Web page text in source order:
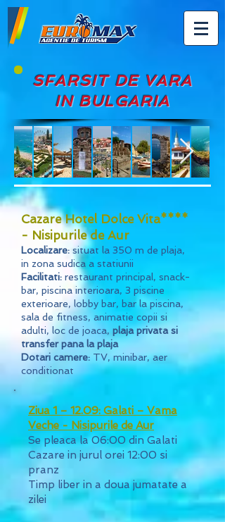
SFARSIT DE VARA
IN BULGARIA
Cazare Hotel Dolce Vita****
- Nisipurile de Aur
Localizare: situat la 350 m de plaja,
in zona sudica a statiunii
Facilitati: restaurant principal, snack-
bar, piscina interioara, 3 piscine
exterioare, lobby bar, bar la piscina,
sala de fitness, animatie copii si
adulti, loc de joaca, plaja privata si
transfer pana la plaja
Dotari camere: TV, minibar, aer
conditionat
Ziua 1 – 12.09: Galati – Vama
Veche - Nisipurile de Aur
Se pleaca la 06:00 din Galati
Cazare in jurul orei 12:00 si
pranz
Timp liber in a doua jumatate a
zilei